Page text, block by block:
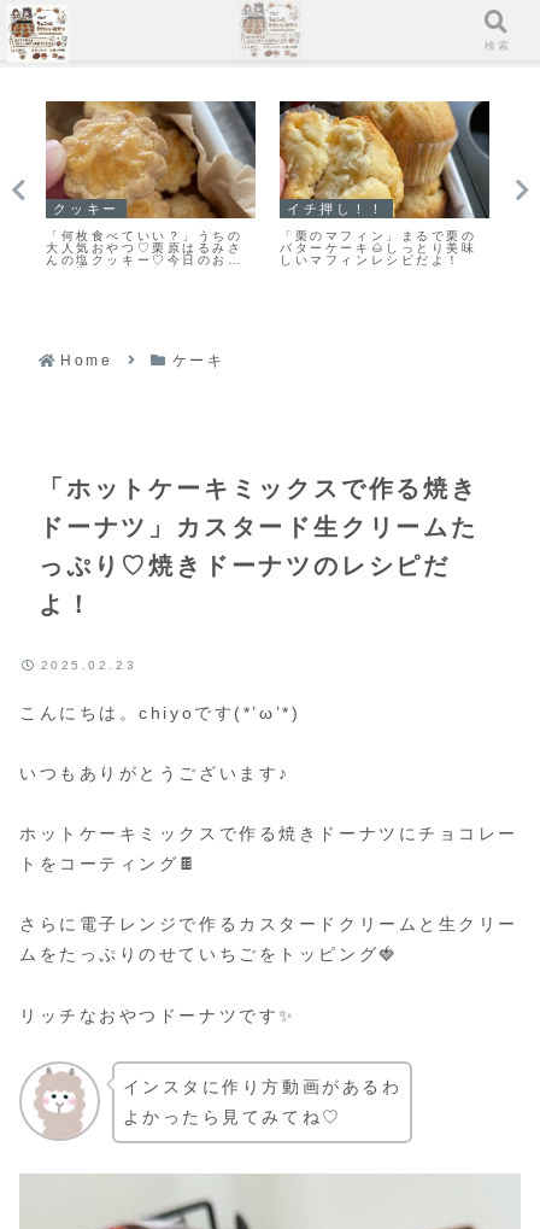
スコーン
「スコーンの朝ごはんだ♪」カ
リッとふんわりとっても美味
しい♡スコーン焼きました！
スコーン
【レシピ】お手軽スコーン♡
うちにある材料ですぐ出来る
♡材料５つでお手軽スコーン
Home ケーキ
「ホットケーキミックスで作る焼き
ドーナツ」カスタード生クリームた
っぷり♡焼きドーナツのレシピだ
よ！
2025.02.23
こんにちは。chiyoです(*’ω’*)
いつもありがとうございます♪
ホットケーキミックスで作る焼きドーナツにチョコレー
トをコーティング🍫
さらに電子レンジで作るカスタードクリームと生クリー
ムをたっぷりのせていちごをトッピング🍓
リッチなおやつドーナツです✨
インスタに作り方動画があるわ
よかったら見てみてね♡
メニュー 検索